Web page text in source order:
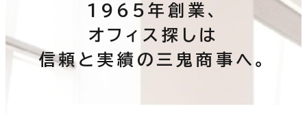
1965年創業、
オフィス探しは
信頼と実績の三鬼商事へ。